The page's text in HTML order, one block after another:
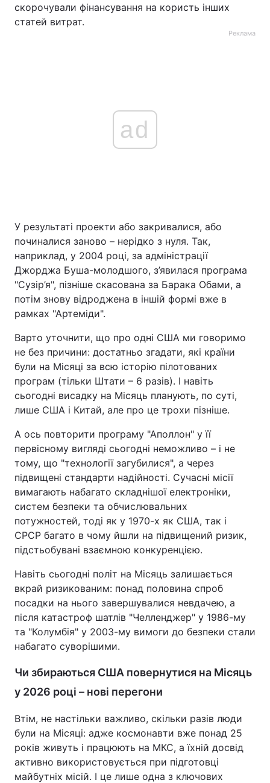
скорочували фінансування на користь інших
статей витрат.
Реклама
ad
У результаті проекти або закривалися, або
починалися заново – нерідко з нуля. Так,
наприклад, у 2004 році, за адміністрації
Джорджа Буша-молодшого, з’явилася програма
"Сузір’я", пізніше скасована за Барака Обами, а
потім знову відроджена в іншій формі вже в
рамках "Артеміди".
Варто уточнити, що про одні США ми говоримо
не без причини: достатньо згадати, які країни
були на Місяці за всю історію пілотованих
програм (тільки Штати – 6 разів). І навіть
сьогодні висадку на Місяць планують, по суті,
лише США і Китай, але про це трохи пізніше.
А ось повторити програму "Аполлон" у її
первісному вигляді сьогодні неможливо – і не
тому, що "технології загубилися", а через
підвищені стандарти надійності. Сучасні місії
вимагають набагато складнішої електроніки,
систем безпеки та обчислювальних
потужностей, тоді як у 1970-х як США, так і
СРСР багато в чому йшли на підвищений ризик,
підстьобувані взаємною конкуренцією.
Навіть сьогодні політ на Місяць залишається
вкрай ризикованим: понад половина спроб
посадки на нього завершувалися невдачею, а
після катастроф шатлів "Челленджер" у 1986-му
та "Колумбія" у 2003-му вимоги до безпеки стали
набагато суворішими.
Чи збираються США повернутися на Місяць
у 2026 році – нові перегони
Втім, не настільки важливо, скільки разів люди
були на Місяці: адже космонавти вже понад 25
років живуть і працюють на МКС, а їхній досвід
активно використовується при підготовці
майбутніх місій. І це лише одна з ключових